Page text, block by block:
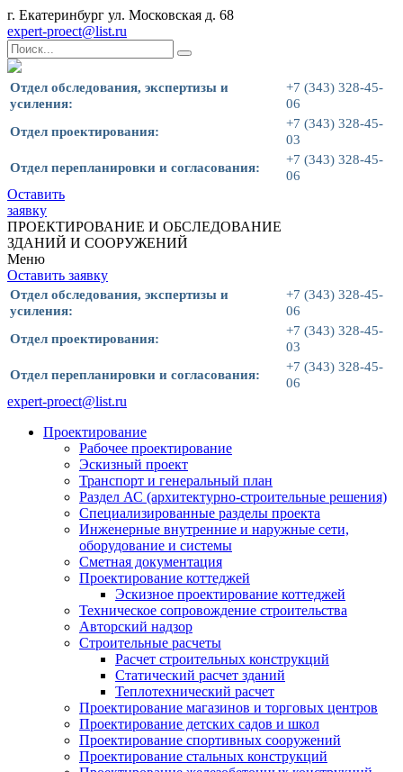
г. Екатеринбург ул. Московская д. 68
expert-proect@list.ru
Отдел обследования, экспертизы и
усиления:
+7 (343) 328-45-
06
Отдел проектирования:
+7 (343) 328-45-
03
Отдел перепланировки и согласования:
+7 (343) 328-45-
06
Оставить
заявку
ПРОЕКТИРОВАНИЕ И ОБСЛЕДОВАНИЕ
ЗДАНИЙ И СООРУЖЕНИЙ
Меню
Оставить заявку
Отдел обследования, экспертизы и
усиления:
+7 (343) 328-45-
06
Отдел проектирования:
+7 (343) 328-45-
03
Отдел перепланировки и согласования:
+7 (343) 328-45-
06
expert-proect@list.ru
Проектирование
Рабочее проектирование
Эскизный проект
Транспорт и генеральный план
Раздел АС (архитектурно-строительные решения)
Специализированные разделы проекта
Инженерные внутренние и наружные сети,
оборудование и системы
Сметная документация
Проектирование коттеджей
Эскизное проектирование коттеджей
Техническое сопровождение строительства
Авторский надзор
Строительные расчеты
Расчет строительных конструкций
Статический расчет зданий
Теплотехнический расчет
Проектирование магазинов и торговых центров
Проектирование детских садов и школ
Проектирование спортивных сооружений
Проектирование стальных конструкций